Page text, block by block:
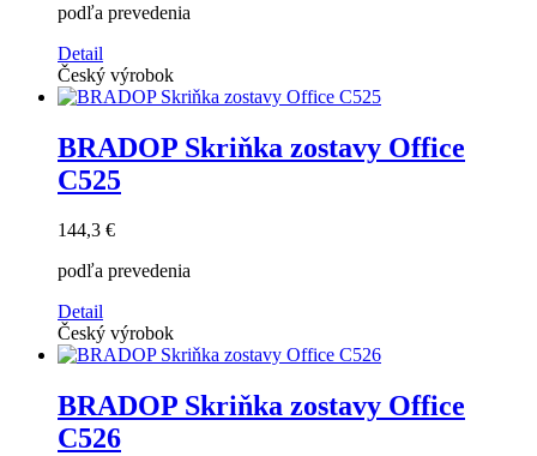
podľa prevedenia
Detail
Český výrobok
BRADOP Skriňka zostavy Office
C525
144,3 €
podľa prevedenia
Detail
Český výrobok
BRADOP Skriňka zostavy Office
C526